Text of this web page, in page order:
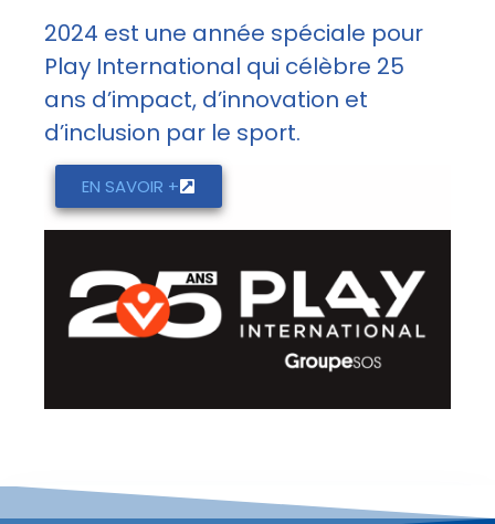
2024 est une année spéciale pour
Play International qui célèbre 25
ans d’impact, d’innovation et
d’inclusion par le sport.
EN SAVOIR +